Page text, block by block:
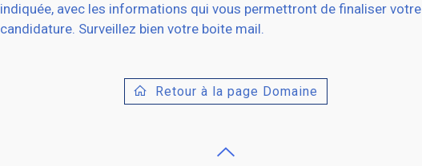
indiquée, avec les informations qui vous permettront de finaliser votre
candidature. Surveillez bien votre boite mail.
Retour à la page Domaine